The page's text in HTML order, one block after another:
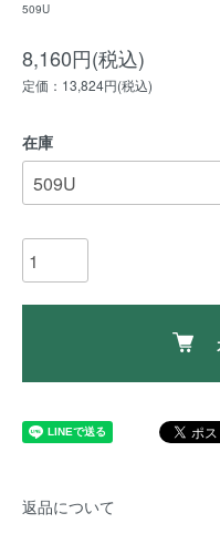
509U
8,160円(税込)
定価：13,824円(税込)
在庫
返品について